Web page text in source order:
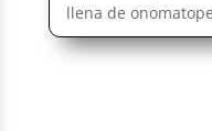
llena de